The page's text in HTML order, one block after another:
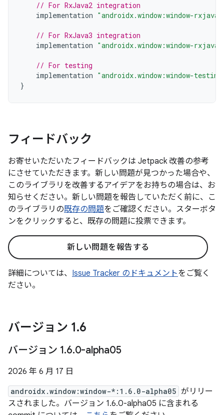
// For RxJava2 integration
implementation "androidx.window:window-
// For RxJava3 integration
implementation "androidx.window:window-
// For testing
implementation "androidx.window:window-
}
フィードバック
お寄せいただいたフィードバックは Jetpack 改善の参考
にさせていただきます。新しい問題が見つかった場合や、
このライブラリを改善するアイデアをお持ちの場合は、お
知らせください。新しい問題を報告していただく前に、こ
のライブラリの既存の問題をご確認ください。スターボタ
ンをクリックすると、既存の問題に投票できます。
新しい問題を報告する
詳細については、 Issue Tracker のドキュメントをご覧く
ださい。
バージョン 1.6
バージョン 1.6.0-alpha05
2026 年 6 月 17 日
androidx.window:window-*:1.6.0-alpha05 がリリー
スされました。バージョン 1.6.0-alpha05 に含まれる